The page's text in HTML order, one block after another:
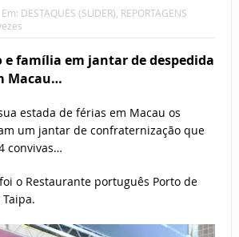
Em: DESTAQUES (SLIDER) REPORTAGENS
e família em jantar de despedida
Macau…
estada de férias em Macau os
um jantar de confraternização que
convivas…
o Restaurante português Porto de